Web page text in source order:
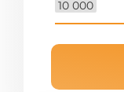
10 000